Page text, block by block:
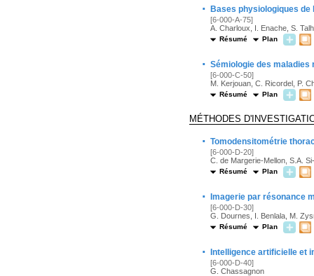
· Bases physiologiques
[6-000-A-75]
A. Charloux, I. Enache, S.
Résumé Plan
· Sémiologie des maladies
[6-000-C-50]
M. Kerjouan, C. Ricordel, P.
Résumé Plan
MÉTHODES
· Tomodensitométrie
[6-000-D-20]
C. de Margerie-Mellon, S.A.
Résumé Plan
· Imagerie par résonance
[6-000-D-30]
G. Dournes, I. Benlala, M.
Résumé Plan
· Intelligence artificielle et
[6-000-D-40]
G. Chassagnon